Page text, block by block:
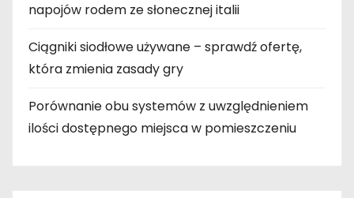
napojów rodem ze słonecznej italii
Ciągniki siodłowe używane – sprawdź ofertę,
która zmienia zasady gry
Porównanie obu systemów z uwzględnieniem
ilości dostępnego miejsca w pomieszczeniu